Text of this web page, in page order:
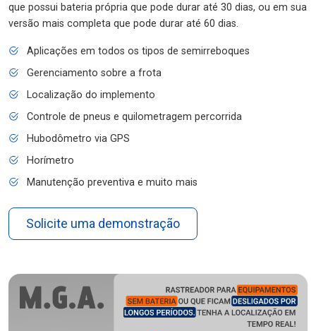
que possui bateria própria que pode durar até 30 dias, ou em sua
versão mais completa que pode durar até 60 dias.
Aplicações em todos os tipos de semirreboques
Gerenciamento sobre a frota
Localização do implemento
Controle de pneus e quilometragem percorrida
Hubodômetro via GPS
Horímetro
Manutenção preventiva e muito mais
Solicite uma demonstração